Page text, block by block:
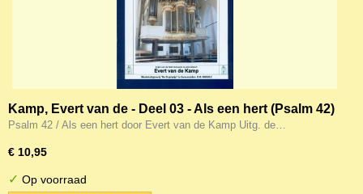
Kamp, Evert van de - Deel 03 - Als een hert (Psalm 42)
(Noten)
Psalm 42 / Als een hert door Evert van de Kamp Uitg. de…
€ 10,95
✓ Op voorraad